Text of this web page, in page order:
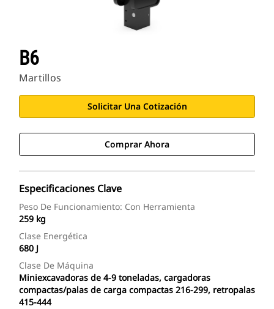
B6
Martillos
Solicitar Una Cotización
Comprar Ahora
Especificaciones Clave
Peso De Funcionamiento: Con Herramienta
259 kg
Clase Energética
680 J
Clase De Máquina
Miniexcavadoras de 4-9 toneladas, cargadoras
compactas/palas de carga compactas 216-299, retropalas
415-444